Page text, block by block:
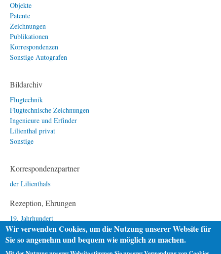
Objekte
Patente
Zeichnungen
Publikationen
Korrespondenzen
Sonstige Autografen
Bildarchiv
Flugtechnik
Flugtechnische Zeichnungen
Ingenieure und Erfinder
Lilienthal privat
Sonstige
Korrespondenzpartner
der Lilienthals
Rezeption, Ehrungen
19. Jahrhundert
20. Jahrhundert
21. Jahrhundert
Wir verwenden Cookies, um die Nutzung unserer Website für
Sie so angenehm und bequem wie möglich zu machen.